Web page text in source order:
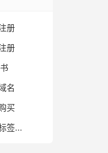
册
册
名
买
签...